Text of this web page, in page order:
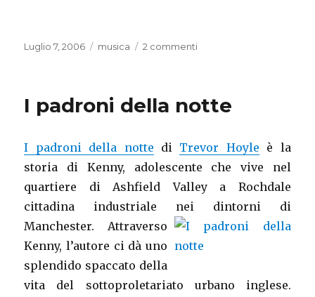
Pubblicato
Luglio 7, 2006 Categorie
musica 2 commentisu
God
I padroni della notte
I padroni della notte di Trevor Hoyle è la
storia di Kenny, adolescente che vive nel
quartiere di Ashfield Valley a Rochdale
cittadina industriale nei dintorni di
Manchester. Attraverso
Kenny, l’autore ci dà uno
splendido spaccato della
vita del sottoproletariato urbano inglese.